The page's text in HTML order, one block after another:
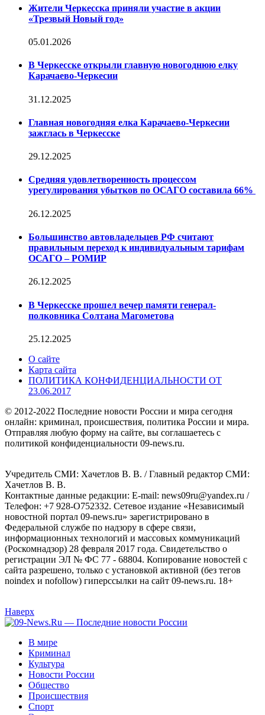
Жители Черкесска приняли участие в акции
«Трезвый Новый год»
05.01.2026
В Черкесске открыли главную новогоднюю елку
Карачаево-Черкесии
31.12.2025
Главная новогодняя елка Карачаево-Черкесии
зажглась в Черкесске
29.12.2025
Средняя удовлетворенность процессом
урегулирования убытков по ОСАГО составила 66%
26.12.2025
Большинство автовладельцев РФ считают
правильным переход к индивидуальным тарифам
ОСАГО – РОМИР
26.12.2025
В Черкесске прошел вечер памяти генерал-
полковника Солтана Магометова
25.12.2025
О сайте
Карта сайта
ПОЛИТИКА КОНФИДЕНЦИАЛЬНОСТИ ОТ
23.06.2017
© 2012-2022 Последние новости России и мира сегодня
онлайн: криминал, происшествия, политика России и мира.
Отправляя любую форму на сайте, вы соглашаетесь с
политикой конфиденциальности 09-news.ru.
Учредитель СМИ: Хaчeтлoв B. B. / Главный редактор СМИ:
Хaчeтлoв B. B.
Контактные данные редакции: E-mail: news09ru@yandex.ru /
Телефон: +7 928-O752332. Сетевое издание «Независимый
новостной портал 09-news.ru» зарегистрировано в
Федеральной службе по надзору в сфере связи,
информационных технологий и массовых коммуникаций
(Роскомнадзор) 28 февраля 2017 года. Свидетельство о
регистрации ЭЛ № ФС 77 - 68804. Копирование новостей с
сайта разрешено, только с установкой активной (без тегов
noindex и nofollow) гиперссылки на сайт 09-news.ru. 18+
Наверх
В мире
Криминал
Культура
Новости России
Общество
Происшествия
Спорт